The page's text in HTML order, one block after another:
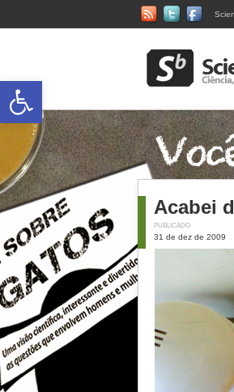
Acabei
PUBLICADO
31 de dez de 2009
Abrir a barra de